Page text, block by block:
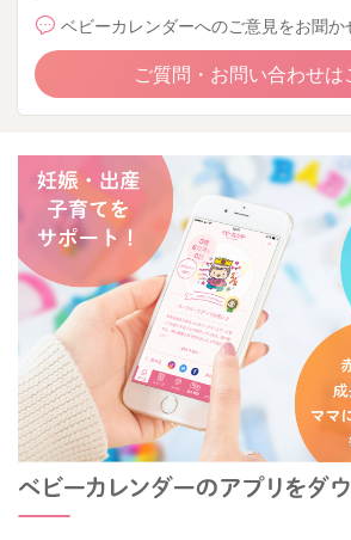
ベビーカレンダーへのご意見をお聞か
ご質問・お問い合わせは